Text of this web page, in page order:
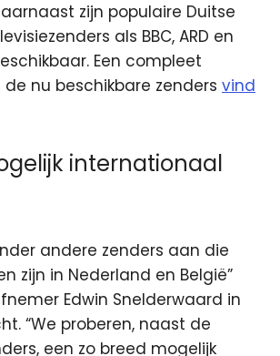
zijn populaire Duitse
als BBC, ARD en
Een compleet
nu beschikbare zenders vind
internationaal
andere zenders aan die
zijn in Nederland en België”
Edwin Snelderwaard in
“We proberen, naast de
een zo breed mogelijk